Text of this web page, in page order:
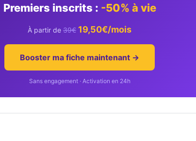
Premiers inscrits : -50% à vie
À partir de 39€ 19,50€/mois
Booster ma fiche maintenant →
Sans engagement · Activation en 24h